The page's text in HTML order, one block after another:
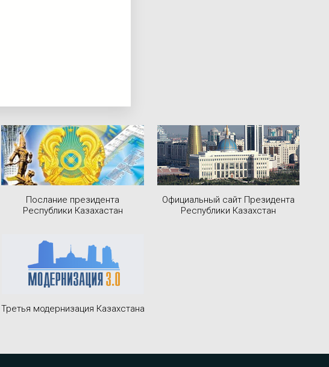
Послание президента
Республики Казахастан
Официальный сайт Президента
Республики Казахстан
Третья модернизация Казахстана